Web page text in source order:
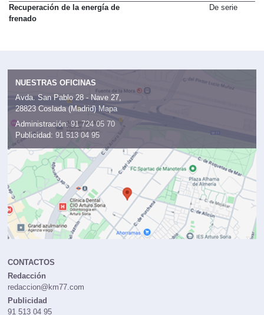
AMG Line Premium Plus
19.759 €
Recuperación de la energía de
NUESTRAS OFICINAS
Avda. San Pablo 28 - Nave 27,
28823 Coslada (Madrid)
Mapa
Administración:91 724 05 70
Publicidad:
CONTACTOS
Redacción
redaccion@km77.com
Publicidad